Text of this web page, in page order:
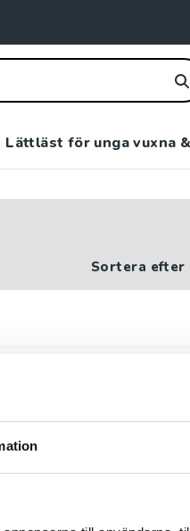
Lättläst för unga vuxna
Sortera efter
han är hö...